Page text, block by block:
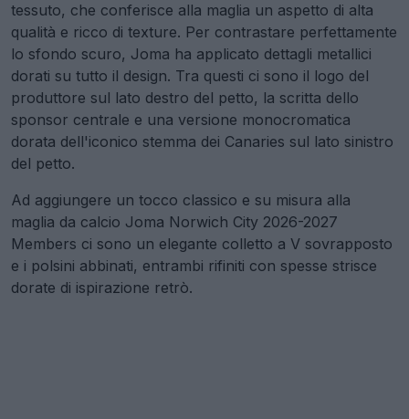
tessuto, che conferisce alla maglia un aspetto di alta
qualità e ricco di texture. Per contrastare perfettamente
lo sfondo scuro, Joma ha applicato dettagli metallici
dorati su tutto il design. Tra questi ci sono il logo del
produttore sul lato destro del petto, la scritta dello
sponsor centrale e una versione monocromatica
dorata dell'iconico stemma dei Canaries sul lato sinistro
del petto.
Ad aggiungere un tocco classico e su misura alla
maglia da calcio Joma Norwich City 2026-2027
Members ci sono un elegante colletto a V sovrapposto
e i polsini abbinati, entrambi rifiniti con spesse strisce
dorate di ispirazione retrò.